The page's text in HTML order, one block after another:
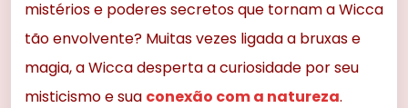
mistérios e poderes secretos que tornam a Wicca
tão envolvente? Muitas vezes ligada a bruxas e
magia, a Wicca desperta a curiosidade por seu
misticismo e sua conexão com a natureza.